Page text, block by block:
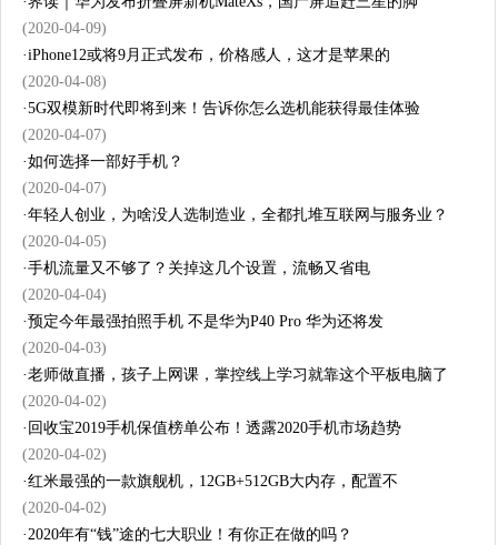
(2020-04-09)
·iPhone12或将9月正式发布，价格感人，这才是苹果的
(2020-04-08)
·5G双模新时代即将到来！告诉你怎么选机能获得最佳体验
(2020-04-07)
·如何选择一部好手机？
(2020-04-07)
·年轻人创业，为啥没人选制造业，全都扎堆互联网与服务业？
(2020-04-05)
·手机流量又不够了？关掉这几个设置，流畅又省电
(2020-04-04)
·预定今年最强拍照手机 不是华为P40 Pro 华为还将发
(2020-04-03)
·老师做直播，孩子上网课，掌控线上学习就靠这个平板电脑了
(2020-04-02)
· 回收宝2019手机保值榜单公布！透露2020手机市场趋势
(2020-04-02)
·红米最强的一款旗舰机，12GB+512GB大内存，配置不
(2020-04-02)
·2020年有“钱”途的七大职业！有你正在做的吗？